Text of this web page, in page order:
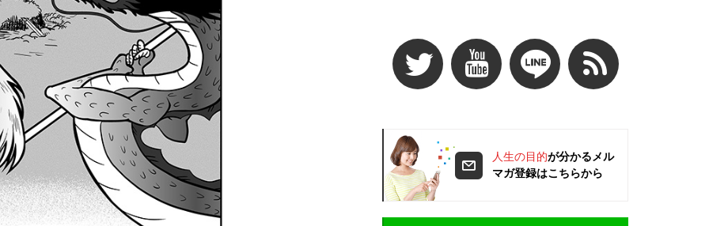
人生の目的が分かるメル
マガ登録はこちらから